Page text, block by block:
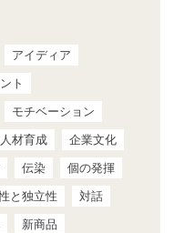
アイディア
ト
モチベーション
人材育成
企業文化
伝染
個の発揮
と独立性
対話
新商品